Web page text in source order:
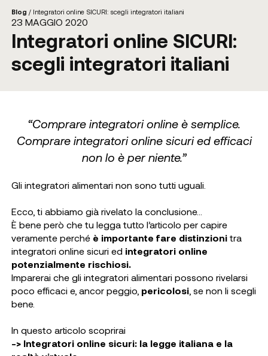
Blog / Integratori online SICURI: scegli integratori italiani
23 MAGGIO 2020
Integratori online SICURI:
scegli integratori italiani
“Comprare integratori online è semplice.
Comprare integratori online sicuri ed efficaci
non lo è per niente.”
Gli integratori alimentari non sono tutti uguali.
Ecco, ti abbiamo già rivelato la conclusione…
È bene però che tu legga tutto l’articolo per capire
veramente perché è importante fare distinzioni tra
integratori online sicuri ed integratori online
potenzialmente rischiosi.
Imparerai che gli integratori alimentari possono rivelarsi
poco efficaci e, ancor peggio, pericolosi, se non li scegli
bene.
In questo articolo scoprirai
-> Integratori online sicuri: la legge italiana e la